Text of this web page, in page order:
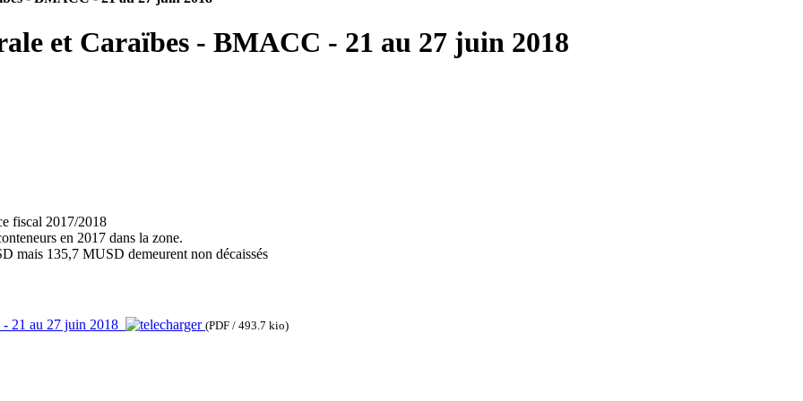
et Caraïbes - BMACC - 21 au 27 juin 2018
fiscal 2017/2018
en 2017 dans la zone.
mais 135,7 MUSD demeurent non décaissés
21 au 27 juin 2018 (PDF / 493.7 kio)